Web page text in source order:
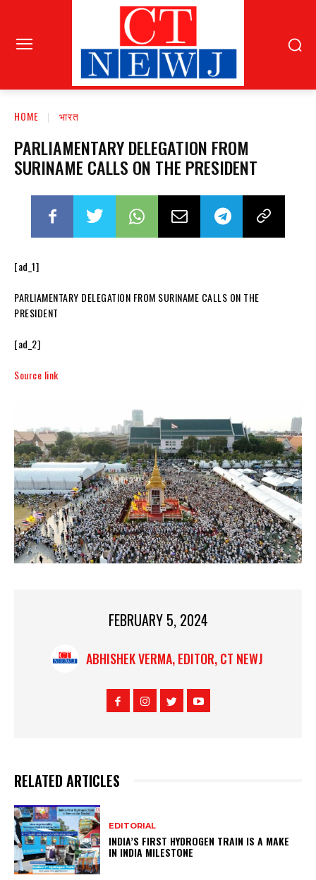
HOME भारत
PARLIAMENTARY DELEGATION FROM
SURINAME CALLS ON THE PRESIDENT
[ad_1]
PARLIAMENTARY DELEGATION FROM SURINAME CALLS ON THE
PRESIDENT
[ad_2]
Source link
FEBRUARY 5, 2024
ABHISHEK VERMA, EDITOR, CT NEWJ
RELATED ARTICLES
EDITORIAL
INDIA’S FIRST HYDROGEN TRAIN IS A MAKE
IN INDIA MILESTONE